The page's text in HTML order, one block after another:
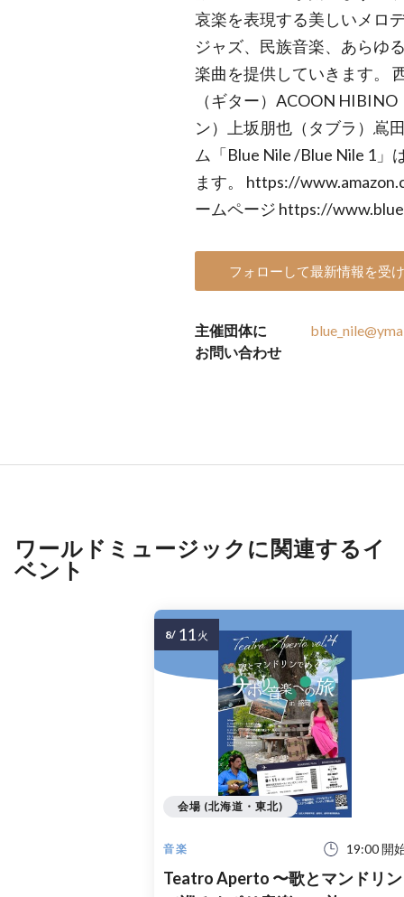
哀楽を表現する美しいメロ
ジャズ、民族音楽、あらゆ
楽曲を提供していきます。
（ギター）ACOON
ン）上坂朋也（タブラ）嶌
ム「Blue Nile /Blue Nile 1」
ます。 https://
ームページ https://
フォローして最新情報を受
主催団体に
お問い合わせ
ワールドミュージックに関連するイ
ベント
音楽 19:00 開
Teatro Aperto 〜歌とマンドリン
会場 (北海道・東北)
8/ 11 火